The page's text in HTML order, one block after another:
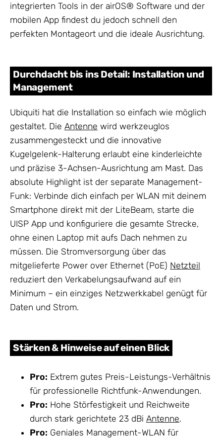
integrierten Tools in der airOS® Software und der
mobilen App findest du jedoch schnell den
perfekten Montageort und die ideale Ausrichtung.
Durchdacht bis ins Detail: Installation und
Management
Ubiquiti hat die Installation so einfach wie möglich
gestaltet. Die Antenne wird werkzeuglos
zusammengesteckt und die innovative
Kugelgelenk-Halterung erlaubt eine kinderleichte
und präzise 3-Achsen-Ausrichtung am Mast. Das
absolute Highlight ist der separate Management-
Funk: Verbinde dich einfach per WLAN mit deinem
Smartphone direkt mit der LiteBeam, starte die
UISP App und konfiguriere die gesamte Strecke,
ohne einen Laptop mit aufs Dach nehmen zu
müssen. Die Stromversorgung über das
mitgelieferte Power over Ethernet (PoE) Netzteil
reduziert den Verkabelungsaufwand auf ein
Minimum – ein einziges Netzwerkkabel genügt für
Daten und Strom.
Stärken & Hinweise auf einen Blick
Pro: Extrem gutes Preis-Leistungs-Verhältnis
für professionelle Richtfunk-Anwendungen.
Pro: Hohe Störfestigkeit und Reichweite
durch stark gerichtete 23 dBi Antenne.
Pro: Geniales Management-WLAN für